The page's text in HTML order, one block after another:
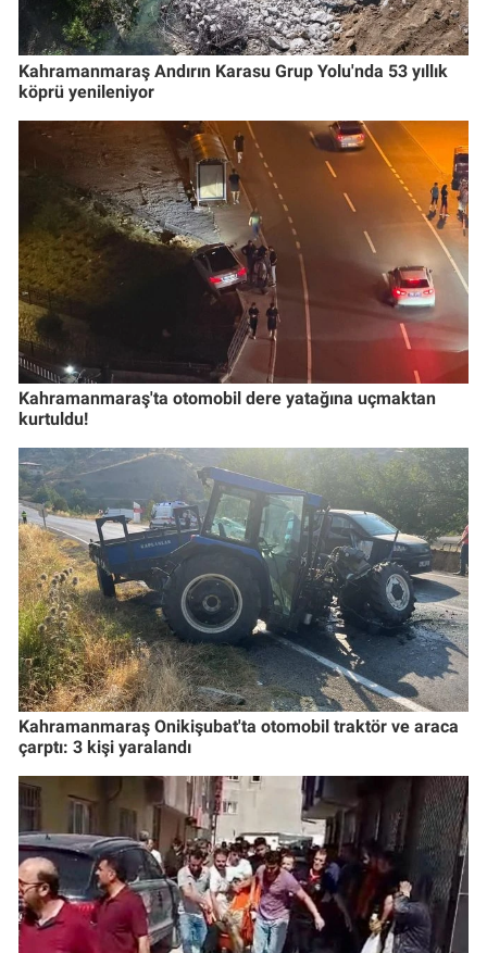
Kahramanmaraş Andırın Karasu Grup Yolu'nda 53 yıllık
köprü yenileniyor
Kahramanmaraş'ta otomobil dere yatağına uçmaktan
kurtuldu!
Kahramanmaraş Onikişubat'ta otomobil traktör ve araca
çarptı: 3 kişi yaralandı